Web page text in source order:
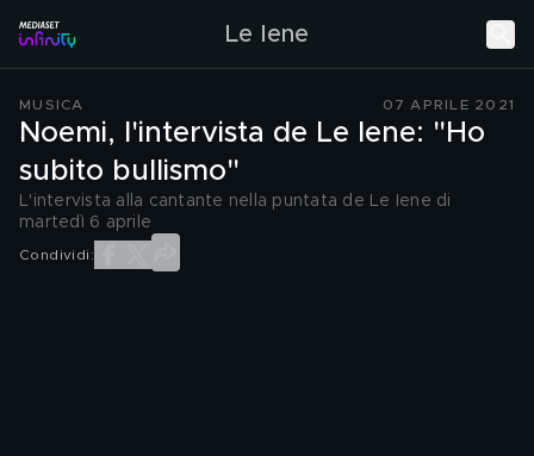
Le Iene
MUSICA 07 APRILE 2021
Noemi, l'intervista de Le Iene: "Ho
subito bullismo"
L'intervista alla cantante nella puntata de Le Iene di
martedì 6 aprile
Condividi: